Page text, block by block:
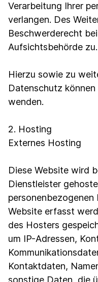
Verarbeitung Ihrer
verlangen. Des
Beschwerderecht
Aufsichtsbehörde zu.
Hierzu sowie zu
Datenschutz
wenden.
2. Hosting
Externes Hosting
Diese Website wird
Dienstleister
Website erfasst
des Hosters
um IP-Adressen,
Kontaktdaten,
sonstige Daten, die